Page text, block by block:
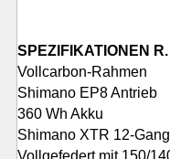
SPEZIFIKATIONEN
Vollcarbon-Rahmen
Shimano EP8 Antrieb
360 Wh Akku
Shimano XTR 12-
Vollgefedert mit 150/